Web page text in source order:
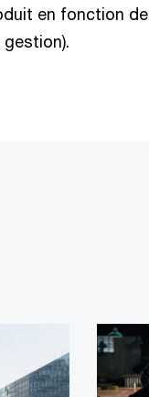
en fonction de